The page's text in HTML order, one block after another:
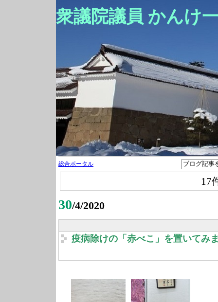
衆議院議員 かんけ
総合ポータル
17
30/4/2020
疫病除けの「赤べこ」を置いてみ